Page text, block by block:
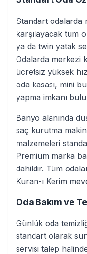
Standart odalarda
karşılayacak tüm
ya da twin yatak
Odalarda merkezi
ücretsiz yüksek
oda kasası, mini
yapma imkanı
Banyo alanında
saç kurutma
malzemeleri
Premium marka
dahildir. Tüm
Kuran-ı Kerim
Oda Bakım ve
Günlük oda
standart olarak
servisi talep